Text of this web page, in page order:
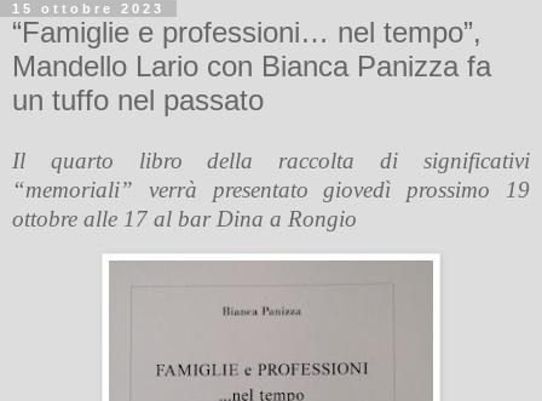
15 ottobre 2023
“Famiglie e professioni… nel tempo”,
Mandello Lario con Bianca Panizza fa
un tuffo nel passato
Il quarto libro della raccolta di significativi
“memoriali” verrà presentato
giovedì prossimo 19
ottobre alle 17 al bar Dina a Rongio